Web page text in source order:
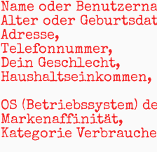
Name oder
Alter oder
Adresse,
Telefonnummer,
Dein Geschlecht,
Haushaltseinkommen,
OS (Betriebssystem)
Markenaffinität,
Kategorie